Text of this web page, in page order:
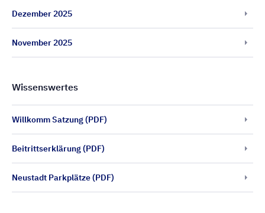
Dezember 2025
November 2025
Wissenswertes
Willkomm Satzung (PDF)
Beitrittserklärung (PDF)
Neustadt Parkplätze (PDF)